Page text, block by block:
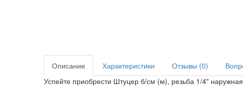
Описание
Характеристики Отзывы (0)
Успейте приобрести Штуцер б/см (м), резьба 1/4"